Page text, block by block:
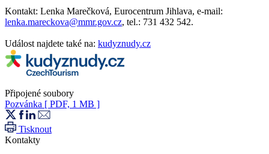
Kontakt: Lenka Marečková, Eurocentrum Jihlava, e-mail:
lenka.mareckova@mmr.gov.cz, tel.: 731 432 542.
Událost najdete také na: kudyznudy.cz
Připojené soubory
Pozvánka [ PDF, 1 MB ]
Tisknout
Kontakty